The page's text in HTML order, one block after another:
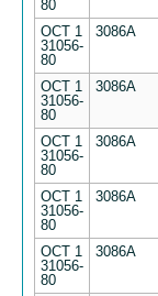
80
ОСТ 1
31056-
80
3086А
ОСТ 1
31056-
80
3086А
ОСТ 1
31056-
80
3086А
ОСТ 1
31056-
80
3086А
ОСТ 1
31056-
80
3086А